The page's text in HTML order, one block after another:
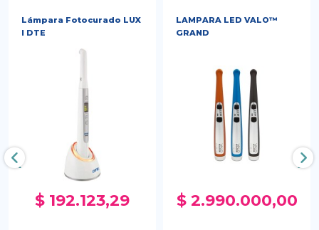
Lámpara Fotocurado LUX
I DTE
$ 192.123,29
LAMPARA LED VALO™
GRAND
$ 2.990.000,00
‹ ›